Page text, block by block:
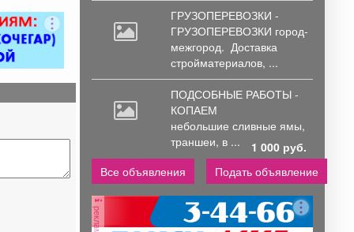
ГРУЗОПЕРЕВОЗКИ -
ГРУЗОПЕРЕВОЗКИ город-
межгород. Доставка
стройматериалов, ...
ПОДСОБНЫЕ РАБОТЫ -
КОПАЕМ
небольшие сливные ямы,
траншеи, в ...
1 000 руб.
Все объявления
Подать объявление
реклама